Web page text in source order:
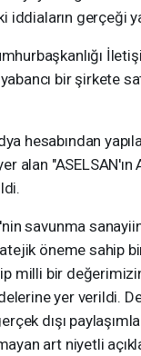
iddiaların gerçeği
bir şirkete
hesabından
alan
savunma
öneme sahip
milli bir
yer verildi.
dışı
art niyetli